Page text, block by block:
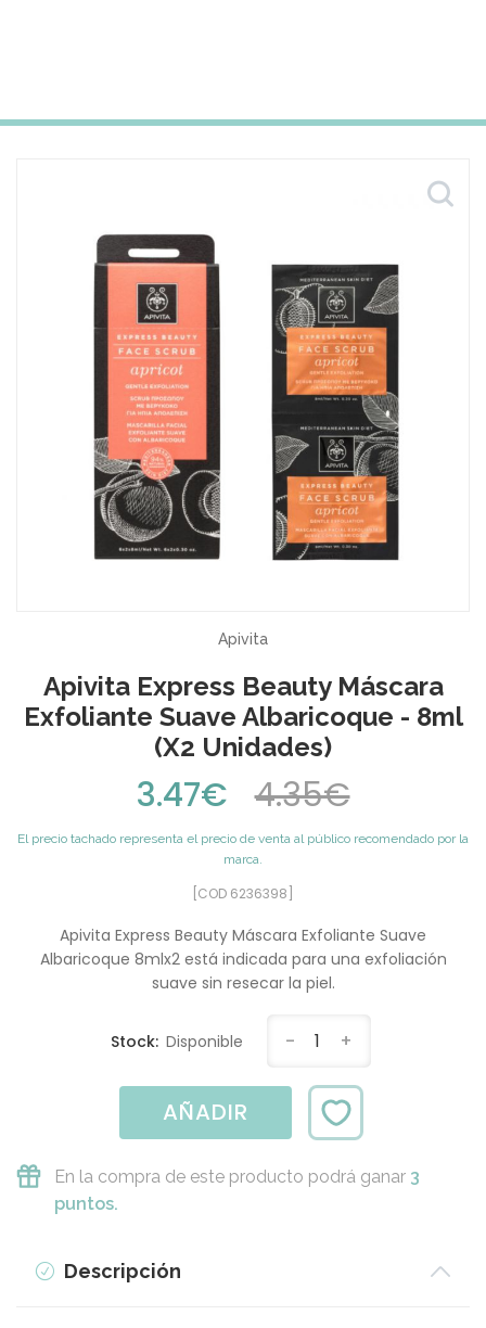
Apivita
Apivita Express Beauty Máscara
Exfoliante Suave Albaricoque - 8ml
(x2 Unidades)
3.47€ 4.35€
El precio tachado representa el precio de venta al público recomendado por la
marca.
[COD 6236398]
Apivita Express Beauty Máscara Exfoliante Suave
Albaricoque 8mlx2 está indicada para una exfoliación
suave sin resecar la piel.
Stock: Disponible - 1 +
AÑADIR
En la compra de este producto podrá ganar 3
puntos.
Descripción